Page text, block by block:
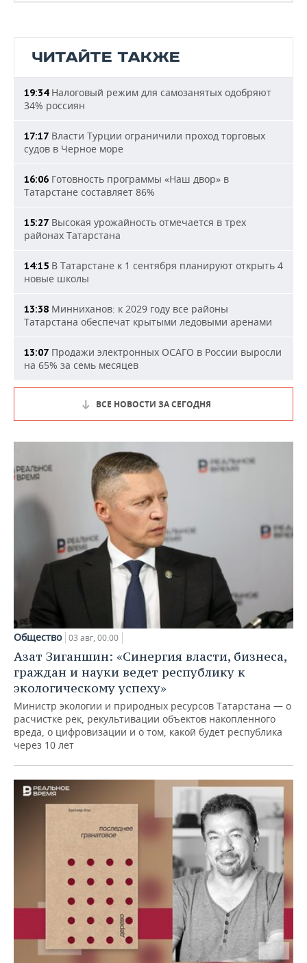
ЧИТАЙТЕ ТАКЖЕ
19:34Налоговый режим для самозанятых одобряют
34% россиян
17:17 Власти Турции ограничили проход торговых
судов в Черное море
16:06 Готовность программы «Наш двор» в
Татарстане составляет 86%
15:27 Высокая урожайность отмечается в трех
районах Татарстана
14:15 В Татарстане к 1 сентября планируют открыть 4
новые школы
13:38 Минниханов: к 2029 году все районы
Татарстана обеспечат крытыми ледовыми аренами
13:07 Продажи электронных ОСАГО в России выросли
на 65% за семь месяцев
ВСЕ НОВОСТИ ЗА СЕГОДНЯ
Общество 03 авг, 00:00
Азат Зиганшин: «Синергия власти, бизнеса,
граждан и науки ведет республику к
экологическому успеху»
Министр экологии и природных ресурсов Татарстана — о
расчистке рек, рекультивации объектов накопленного
вреда, о цифровизации и о том, какой будет республика
через 10 лет